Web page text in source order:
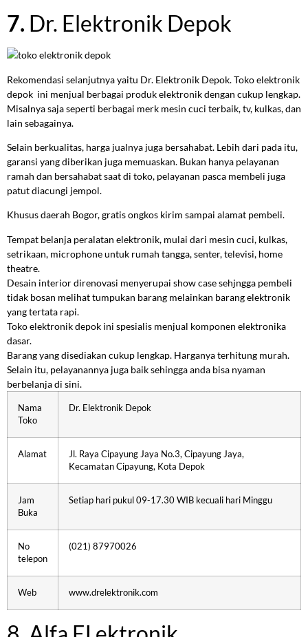
7. Dr. Elektronik Depok
Rekomendasi selanjutnya yaitu Dr. Elektronik Depok. Toko elektronik
depok ini menjual berbagai produk elektronik dengan cukup lengkap.
Misalnya saja seperti berbagai merk mesin cuci terbaik, tv, kulkas, dan
lain sebagainya.
Selain berkualitas, harga jualnya juga bersahabat. Lebih dari pada itu,
garansi yang diberikan juga memuaskan. Bukan hanya pelayanan
ramah dan bersahabat saat di toko, pelayanan pasca membeli juga
patut diacungi jempol.
Khusus daerah Bogor, gratis ongkos kirim sampai alamat pembeli.
Tempat belanja peralatan elektronik, mulai dari mesin cuci, kulkas,
setrikaan, microphone untuk rumah tangga, senter, televisi, home
theatre.
Desain interior direnovasi menyerupai show case sehjngga pembeli
tidak bosan melihat tumpukan barang melainkan barang elektronik
yang tertata rapi.
Toko elektronik depok ini spesialis menjual komponen elektronika
dasar.
Barang yang disediakan cukup lengkap. Harganya terhitung murah.
Selain itu, pelayanannya juga baik sehingga anda bisa nyaman
berbelanja di sini.
Nama
Toko
Dr. Elektronik Depok
Alamat
Jl. Raya Cipayung Jaya No.3, Cipayung Jaya,
Kecamatan Cipayung, Kota Depok
Jam
Buka
Setiap hari pukul 09-17.30 WIB kecuali hari Minggu
No
telepon
(021) 87970026
Web www.drelektronik.com